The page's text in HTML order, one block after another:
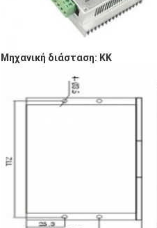
Μηχανική διάσταση: ΚΚ